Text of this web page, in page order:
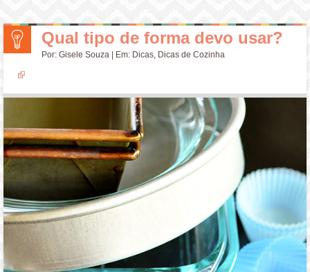
Qual tipo de forma devo usar?
Por:Gisele Souza | Em: Dicas, Dicas de Cozinha